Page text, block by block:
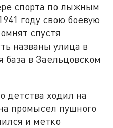
спорта по лыжным
году свою боевую
спустя
названы улица в
в Заельцовском
детства ходил на
промысел пушного
и метко